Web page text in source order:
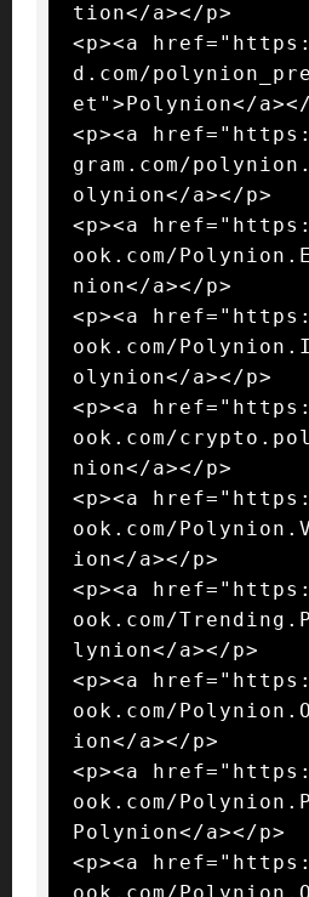
tion</a></p>
<p><a
d.com/
et">Polynion</
<p><a
gram.com/
olynion</a></p>
<p><a
ook.com/
nion</a></p>
<p><a
ook.com/
olynion</a></p>
<p><a
ook.com/
nion</a></p>
<p><a
ook.com/
ion</a></p>
<p><a
ook.com/
lynion</a></p>
<p><a
ook.com/
ion</a></p>
<p><a
ook.com/
Polynion</a></p>
<p><a